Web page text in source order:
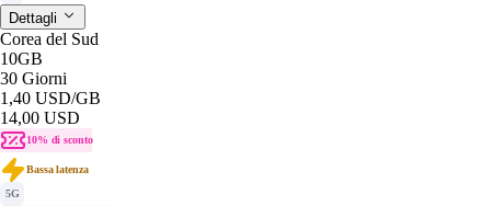
Dettagli
Corea del Sud
10GB
30 Giorni
1,40 USD/GB
14,00 USD
10% di sconto
Bassa latenza
5G